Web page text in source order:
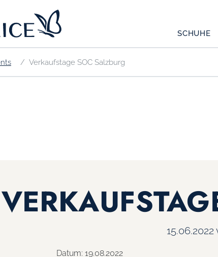
SCHUHE
Verkaufstage SOC Salzburg
15.06.2022
Datum: 19.08.2022